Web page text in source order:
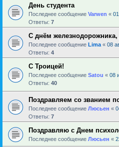
День студента
Последнее сообщение Varwen «
Ответы: 7
С днём железнодорожника,
Последнее сообщение Lima « 08
Ответы: 4
С Троицей!
Последнее сообщение Satou « 08
Ответы: 40
Поздравляем со званием
Последнее сообщение Люсьен «
Ответы: 7
Поздравляю с Днем
Последнее сообщение Люсьен «